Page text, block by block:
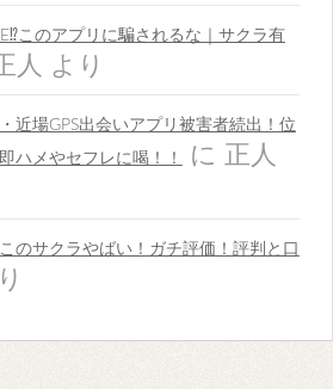
このアプリに騙されるな｜サクラ有
人 より
近場GPS出会いアプリ被害者続出！位
ハメやセフレに喝！！
に
正人
のサクラやばい！ガチ評価！評判と口